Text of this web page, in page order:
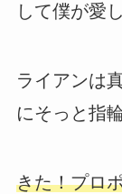
して僕が愛
ライアンは
にそっと指
きた！プロ